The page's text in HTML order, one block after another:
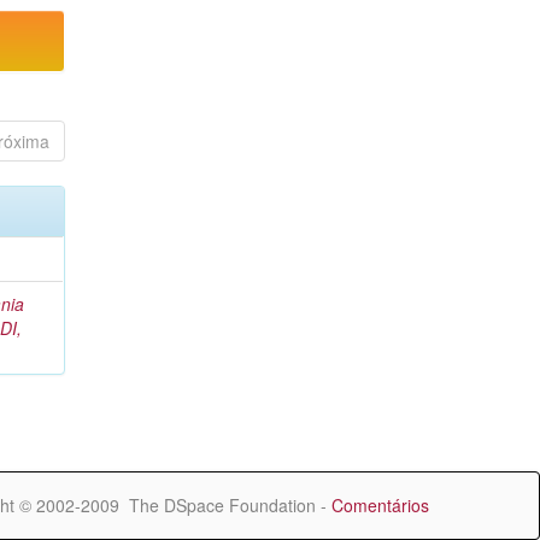
© 2002-2009 The DSpace Foundation - Comentários